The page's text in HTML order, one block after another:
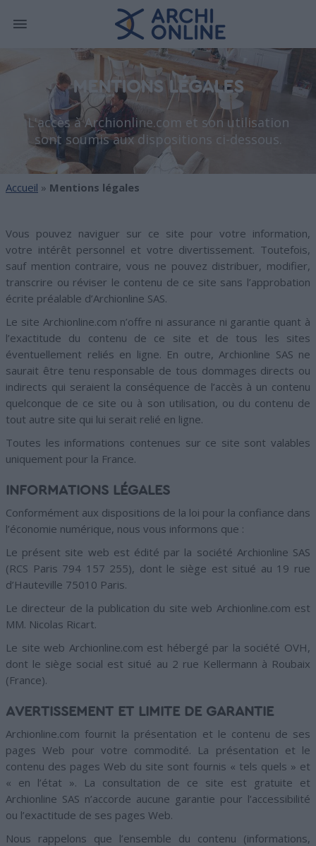
MENTIONS LÉGALES
L'accès à Archionline.com et son utilisation
sont soumis aux dispositions ci-dessous.
Accueil » Mentions légales
Vous pouvez naviguer sur ce site pour votre information,
votre intérêt personnel et votre divertissement. Toutefois,
sauf mention contraire, vous ne pouvez distribuer, modifier,
transcrire ou réviser le contenu de ce site sans l’approbation
écrite préalable d’Archionline SAS.
Le site Archionline.com n’offre ni assurance ni garantie quant à
l’exactitude du contenu de ce site et de tous les sites
éventuellement reliés en ligne. En outre, Archionline SAS ne
saurait être tenu responsable de tous dommages directs ou
indirects qui seraient la conséquence de l’accès à un contenu
quelconque de ce site ou à son utilisation, ou du contenu de
tout autre site qui lui serait relié en ligne.
Toutes les informations contenues sur ce site sont valables
uniquement pour la France.
INFORMATIONS LÉGALES
Conformément aux dispositions de la loi pour la confiance dans
l’économie numérique, nous vous informons que :
Le présent site web est édité par la société Archionline SAS
(RCS Paris 794 157 255), dont le siège est situé au 19 rue
d’Hauteville 75010 Paris.
Le directeur de la publication du site web Archionline.com est
MM. Nicolas Ricart.
Le site web Archionline.com est hébergé par la société OVH,
dont le siège social est situé au 2 rue Kellermann à Roubaix
(France).
AVERTISSEMENT ET LIMITE DE GARANTIE
Archionline.com fournit la présentation et le contenu de ses
pages Web pour votre commodité. La présentation et le
contenu des pages Web du site sont fournis « tels quels » et
« en l’état ». La consultation de ce site est gratuite et
Archionline SAS n’accorde aucune garantie pour l’accessibilité
ou l’exactitude de ses pages Web.
Nous rappelons que l’ensemble du contenu (informations,